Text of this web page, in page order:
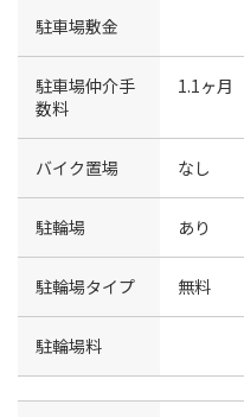
駐車場敷金
駐車場仲介手
数料
1.1ヶ月
バイク置場 なし
駐輪場 あり
駐輪場タイプ 無料
駐輪場料